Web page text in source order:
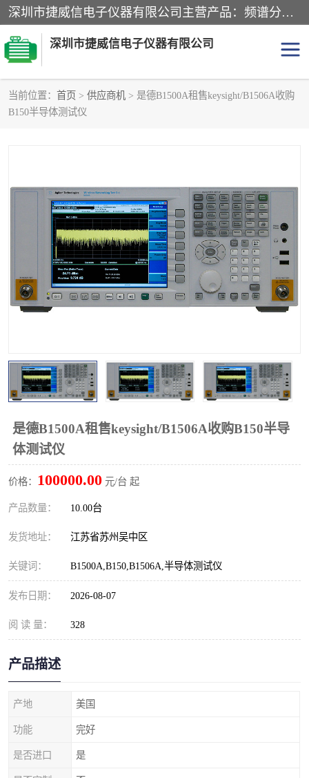
深圳市捷威信电子仪器有限公司主营产品：频谱分析仪.信号发生器.网络分析仪.音频分析仪，示波器，电源，音频分析仪。综合测试仪。蓝牙测试仪等
深圳市捷威信电子仪器有限公司
当前位置： 首页 > 供应商机 > 是德B1500A租售keysight/B1506A收购
B150半导体测试仪
是德B1500A租售keysight/B1506A收购B150半导
体测试仪
价格： 100000.00 元/台 起
产品数量： 10.00台
发货地址： 江苏省苏州吴中区
关键词： B1500A,B150,B1506A,半导体测试仪
发布日期： 2026-08-07
阅 读 量： 328
产品描述
产地 美国
功能 完好
是否进口 是
探头
音频分析仪 天馈线测试仪
万用表 信号源
GPIB-USB卡 数据采集仪
数字源表 数字源表
阻抗分析仪 LCR电桥
频率计 无线测试仪
静电计